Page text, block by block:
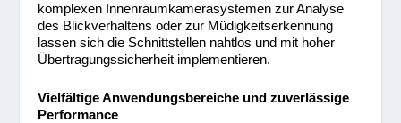
komplexen Innenraumkamerasystemen zur Analyse
des Blickverhaltens oder zur Müdigkeitserkennung
lassen sich die Schnittstellen nahtlos und mit hoher
Übertragungssicherheit implementieren.
Vielfältige Anwendungsbereiche und zuverlässige
Performance